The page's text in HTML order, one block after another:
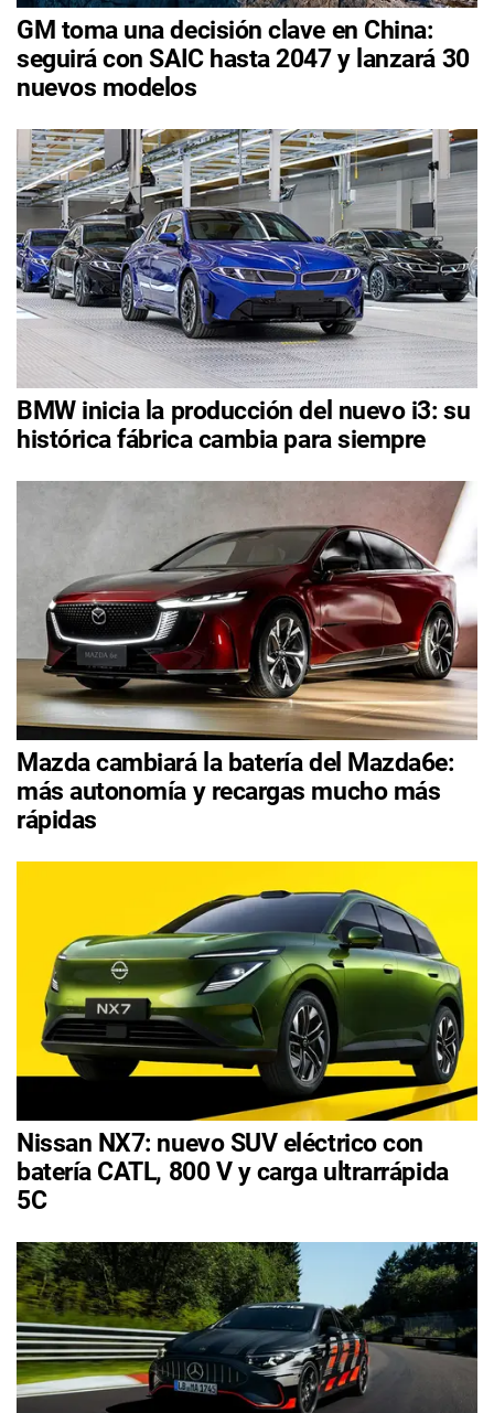
GM toma una decisión clave en China:
seguirá con SAIC hasta 2047 y lanzará 30
nuevos modelos
BMW inicia la producción del nuevo i3: su
histórica fábrica cambia para siempre
Mazda cambiará la batería del Mazda6e:
más autonomía y recargas mucho más
rápidas
Nissan NX7: nuevo SUV eléctrico con
batería CATL, 800 V y carga ultrarrápida
5C